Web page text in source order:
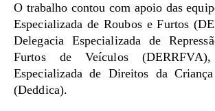
O trabalho contou com apoio das
Especializada de Roubos e Furtos
Delegacia Especializada de
Furtos de Veículos
Especializada de Direitos da
(Deddica).